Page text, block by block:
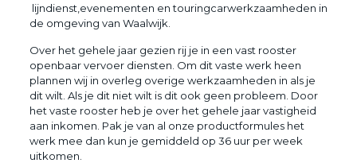
lijndienst,evenementen en touringcarwerkzaamheden in
de omgeving van Waalwijk.
Over het gehele jaar gezien rij je in een vast rooster
openbaar vervoer diensten. Om dit vaste werk heen
plannen wij in overleg overige werkzaamheden in als je
dit wilt. Als je dit niet wilt is dit ook geen probleem. Door
het vaste rooster heb je over het gehele jaar vastigheid
aan inkomen. Pak je van al onze productformules het
werk mee dan kun je gemiddeld op 36 uur per week
uitkomen.